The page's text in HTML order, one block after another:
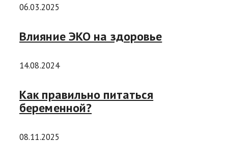
06.03.2025
Влияние ЭКО на здоровье
14.08.2024
Как правильно питаться
беременной?
08.11.2025